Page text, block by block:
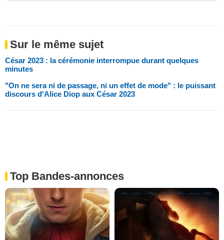
Sur le même sujet
César 2023 : la cérémonie interrompue durant quelques
minutes
"On ne sera ni de passage, ni un effet de mode" : le puissant
discours d'Alice Diop aux César 2023
Top Bandes-annonces